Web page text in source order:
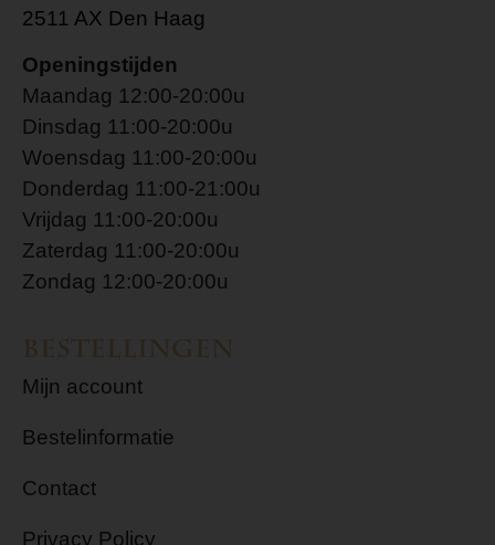
2511 AX Den Haag
Openingstijden
Maandag 12:00-20:00u
Dinsdag 11:00-20:00u
Woensdag 11:00-20:00u
Donderdag 11:00-21:00u
Vrijdag 11:00-20:00u
Zaterdag 11:00-20:00u
Zondag 12:00-20:00u
Bestellingen
Mijn account
Bestelinformatie
Contact
Privacy Policy